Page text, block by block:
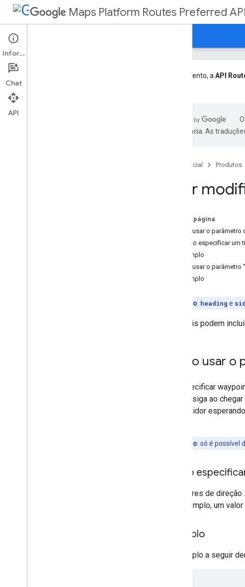
Maps Platform Routes Preferred API
Visão geral
Como calcular uma rota
Configurar qualidade versus latência
No momento, a API
preferência. As
Página inicial Produtos
Usar
Nesta página
Como usar o parâmetro
Como especificar
Exemplo
Como usar o parâmetro
Exemplo
Observação: heading e
Os locais podem
Como usar
Ao especificar
veículo siga ao
consumidor
Observação: só é possível
Como
Os valores de
Por exemplo, um
Exemplo
O exemplo a seguir
Informações
Chat
API